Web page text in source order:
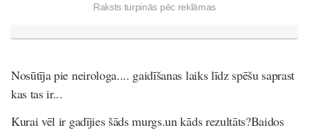
Raksts turpinās pēc reklāmas
Nosūtīja pie neirologa.... gaidīšanas laiks līdz spēšu saprast
kas tas ir...
Kurai vēl ir gadījies šāds murgs.un kāds rezultāts?Baidos